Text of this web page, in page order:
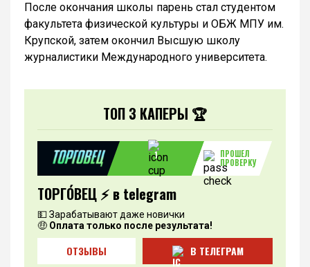
После окончания школы парень стал студентом
факультета физической культуры и ОБЖ МПУ им.
Крупской, затем окончил Высшую школу
журналистики Международного университета.
ТОП 3 КАПЕРЫ 🏆
1
ПРОШЕЛ
ПРОВЕРКУ
ТОРГО́ВЕЦ ⚡️ в telegram
💵 Зарабатывают даже новички
🤑 Оплата только после результата!
ОТЗЫВЫ В ТЕЛЕГРАМ